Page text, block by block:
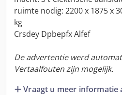
ruimte nodig: 2200 x 1875 x
kg
Crsdey Dpbepfx Alfef
De advertentie werd
Vertaalfouten zijn mogelijk.
Vraagt u meer informatie